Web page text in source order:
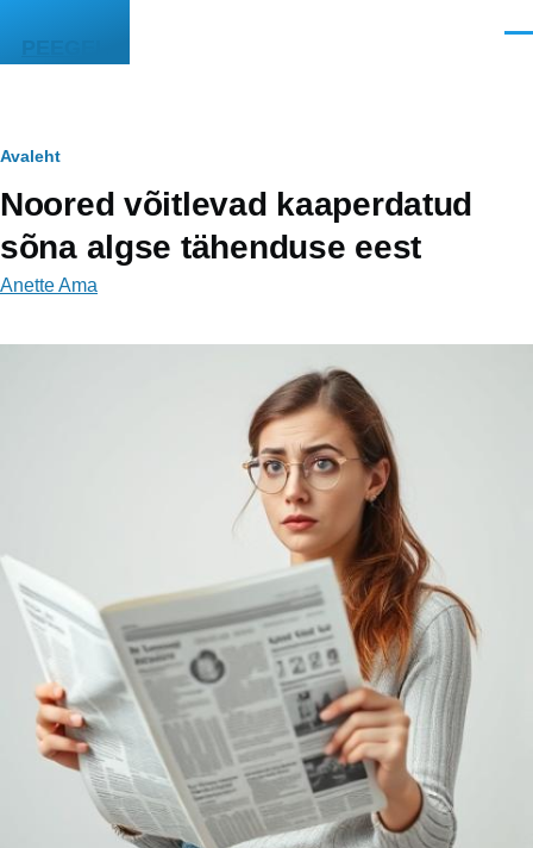
PEEGEL
Leivapuru
Avaleht
Noored võitlevad kaaperdatud
sõna algse tähenduse eest
Anette Ama